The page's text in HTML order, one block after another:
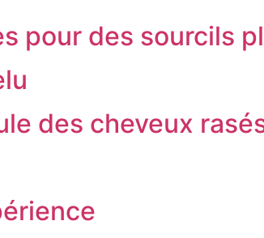
pour des sourcils
des cheveux